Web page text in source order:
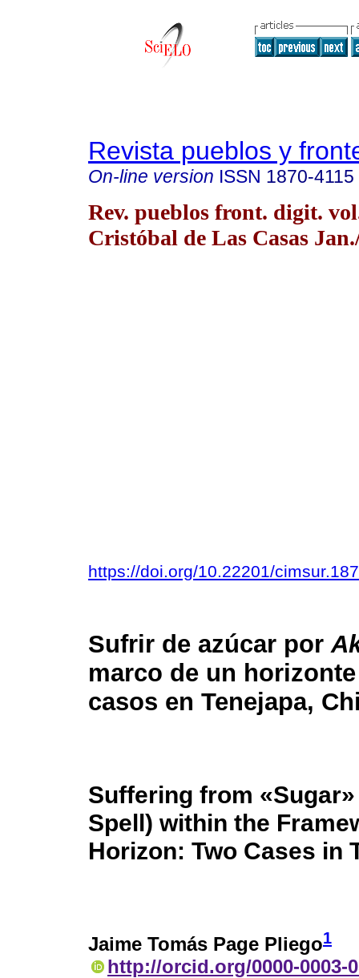
Revista pueblos y
On-line version ISSN 1870-4115
Rev. pueblos front. digit.
Cristóbal de Las Casas
https://doi.org/10.22201/
Sufrir de azúcar por
marco de un
casos en Tenejapa,
Suffering from
Spell) within the
Horizon: Two Cases in
Jaime Tomás Page Pliego1
http://orcid.org/0000-0003-